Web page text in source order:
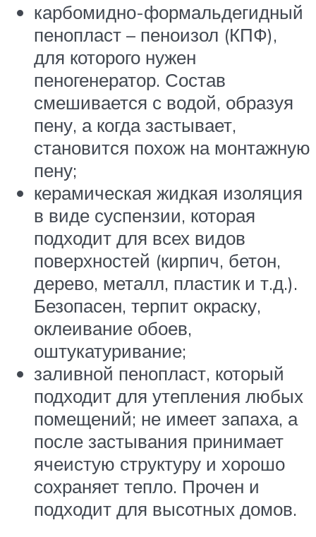
карбомидно-формальдегидный
пенопласт – пеноизол (КПФ),
для которого нужен
пеногенератор. Состав
смешивается с водой, образуя
пену, а когда застывает,
становится похож на монтажную
пену;
керамическая жидкая изоляция
в виде суспензии, которая
подходит для всех видов
поверхностей (кирпич, бетон,
дерево, металл, пластик и т.д.).
Безопасен, терпит окраску,
оклеивание обоев,
оштукатуривание;
заливной пенопласт, который
подходит для утепления любых
помещений; не имеет запаха, а
после застывания принимает
ячеистую структуру и хорошо
сохраняет тепло. Прочен и
подходит для высотных домов.